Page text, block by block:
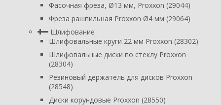
Фасочная фреза, Ø13 мм, Proxxon (29044)
Фреза рашпильная Proxxon Ø4 мм (29064)
Шлифование
Шлифовальные круги 22 мм Proxxon (28302)
Шлифовальные диски по стеклу Proxxon
(28304)
Резиновый держатель для дисков Proxxon
(28548)
Диски корундовые Proxxon (28550)